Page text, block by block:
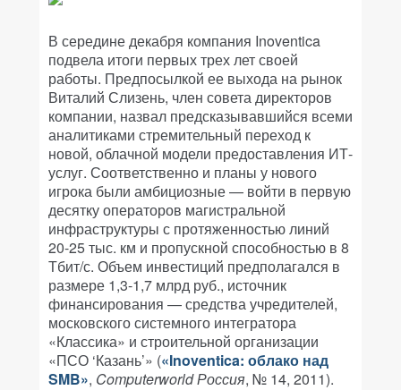
В середине декабря компания Inoventica
подвела итоги первых трех лет своей
работы. Предпосылкой ее выхода на рынок
Виталий Слизень, член совета директоров
компании, назвал предсказывавшийся всеми
аналитиками стремительный переход к
новой, облачной модели предоставления ИТ-
услуг. Соответственно и планы у нового
игрока были амбициозные — войти в первую
десятку операторов магистральной
инфраструктуры с протяженностью линий
20-25 тыс. км и пропускной способностью в 8
Тбит/с. Объем инвестиций предполагался в
размере 1,3-1,7 млрд руб., источник
финансирования — средства учредителей,
московского системного интегратора
«Классика» и строительной организации
«ПСО ‘Казань’» («Inoventica: облако над
SMB», Computerworld Россия, № 14, 2011).